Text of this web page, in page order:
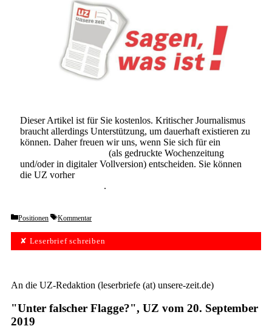
Dieser Artikel ist für Sie kostenlos. Kritischer Journalismus
braucht allerdings Unterstützung, um dauerhaft existieren zu
können. Daher freuen wir uns, wenn Sie sich für ein
(als gedruckte Wochenzeitung
und/oder in digitaler Vollversion) entscheiden. Sie können
die UZ vorher
.
Categories
Positionen Tags
Kommentar
✘ Leserbrief schreiben
An die UZ-Redaktion (leserbriefe (at) unsere-zeit.de)
"Unter falscher Flagge?", UZ vom 20. September
2019